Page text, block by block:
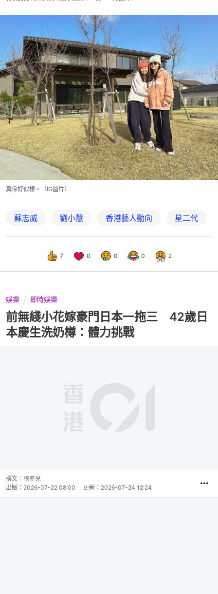
真係好似樣。（IG圖片）
蘇志威 劉小慧 香港藝人動向 星二代
7 0 0 0 2
娛樂 即時娛樂
前無綫小花嫁豪門日本一拖三 42歲日
本慶生洗奶樽：體力挑戰
撰文： 張寧兒
出版： 2026-07-22 08:00 更新： 2026-07-24 12:24